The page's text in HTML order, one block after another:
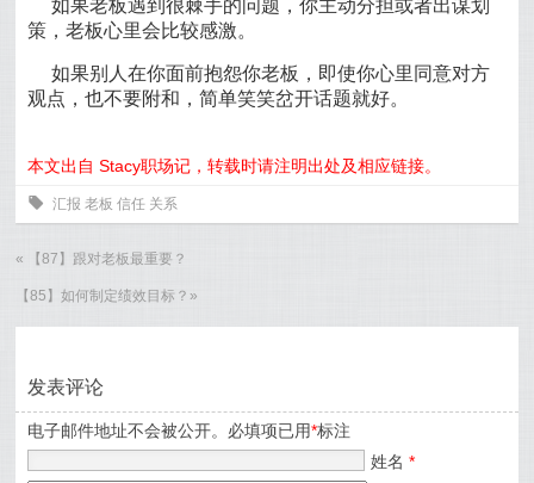
如果老板遇到很棘手的问题，你主动分担或者出谋划
策，老板心里会比较感激。
如果别人在你面前抱怨你老板，即使你心里同意对方
观点，也不要附和，简单笑笑岔开话题就好。
本文出自 Stacy职场记，转载时请注明出处及相应链接。
0 汇报 老板 信任 关系
« 【87】跟对老板最重要？
【85】如何制定绩效目标？ »
发表评论
电子邮件地址不会被公开。必填项已用*标注
姓名*